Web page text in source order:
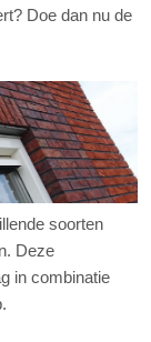
Doe dan nu de
soorten
Deze
in combinatie